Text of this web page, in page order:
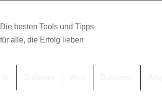
Die besten Tools und Tipps
für alle, die Erfolg lieben